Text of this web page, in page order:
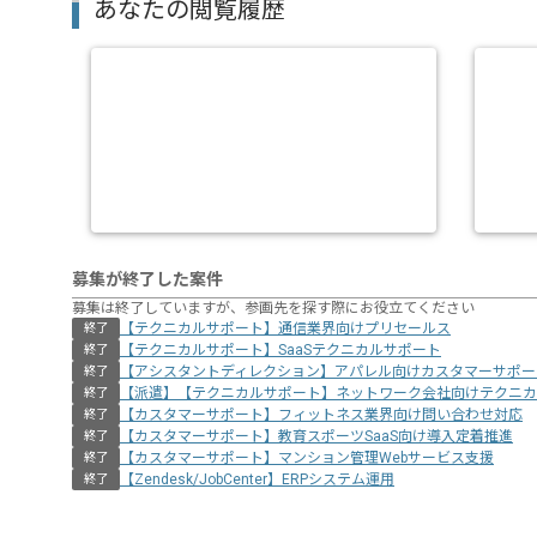
あなたの閲覧履歴
募集が終了した案件
募集は終了していますが、参画先を探す際にお役立てください
終了 【テクニカルサポート】通信業界向けプリセールス
終了 【テクニカルサポート】SaaSテクニカルサポート
終了 【アシスタントディレクション】アパレル向けカスタマーサポー
終了 【派遣】【テクニカルサポート】ネットワーク会社向けテクニ
終了 【カスタマーサポート】フィットネス業界向け問い合わせ対応
終了 【カスタマーサポート】教育スポーツSaaS向け導入定着推進
終了 【カスタマーサポート】マンション管理Webサービス支援
終了 【Zendesk/JobCenter】ERPシステム運用